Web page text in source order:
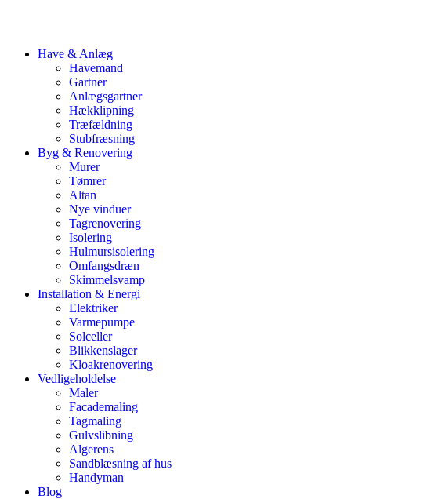
Have & Anlæg
Havemand
Gartner
Anlægsgartner
Hækklipning
Træfældning
Stubfræsning
Byg & Renovering
Murer
Tømrer
Altan
Nye vinduer
Tagrenovering
Isolering
Hulmursisolering
Omfangsdræn
Skimmelsvamp
Installation & Energi
Elektriker
Varmepumpe
Solceller
Blikkenslager
Kloakrenovering
Vedligeholdelse
Maler
Facademaling
Tagmaling
Gulvslibning
Algerens
Sandblæsning af hus
Handyman
Blog